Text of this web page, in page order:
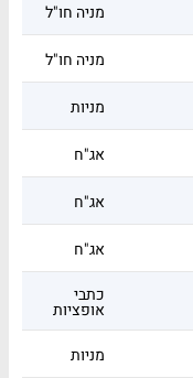
מניה חו"ל
מניה חו"ל
מניות
אג"ח
אג"ח
אג"ח
כתבי
אופציות
מניות